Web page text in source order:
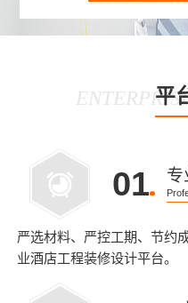
平
01 专
严选材料、严控工期、节约
业酒店工程装修设计平台。